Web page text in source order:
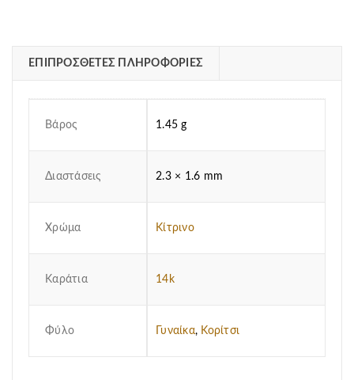
ΕΠΙΠΡΌΣΘΕΤΕΣ ΠΛΗΡΟΦΟΡΊΕΣ
Βάρος 1.45 g
Διαστάσεις 2.3 × 1.6 mm
Χρώμα Κίτρινο
Καράτια 14k
Φύλο Γυναίκα, Κορίτσι